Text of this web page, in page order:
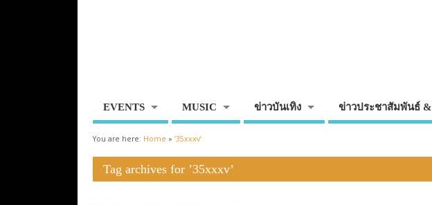
EVENTS MUSIC ข่าวบันเทิง ข่าวประชาสัมพันธ์
You are here: Home »’35xxxv’
Tag archives for ’35xxxv’